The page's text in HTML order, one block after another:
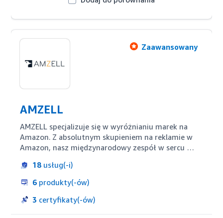
Zaawansowany
AMZELL
AMZELL specjalizuje się w wyróżnianiu marek na
Amazon. Z absolutnym skupieniem na reklamie w
Amazon, nasz międzynarodowy zespół w sercu
Player, markom detalicznym i producentom, którzy
pierwszy raz wkraczają na rynek B2C.
Nie zarządzamy ich budżetami reklamowymi -
18 usług(-i)
6 produkty(-ów)
3 certyfikaty(-ów)